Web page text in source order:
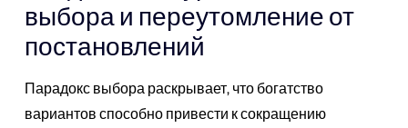
выбора и переутомление от
постановлений
Парадокс выбора раскрывает, что богатство
вариантов способно привести к сокращению